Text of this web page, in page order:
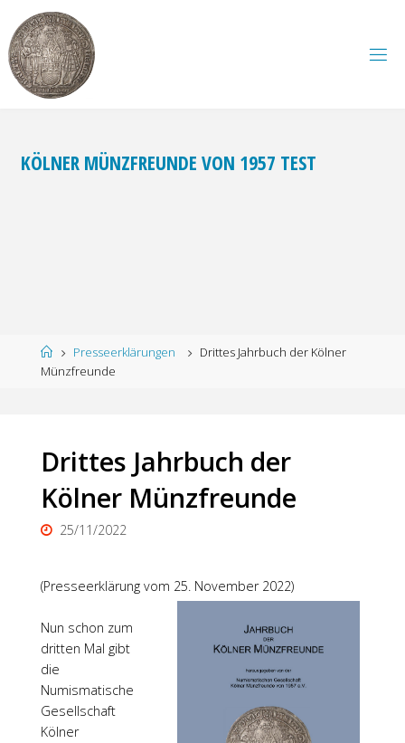
Inhalt
springen
KÖLNER MÜNZFREUNDE VON 1957 TEST
StartPresseerklärungen
Drittes Jahrbuch der Kölner
Münzfreunde
Drittes Jahrbuch der
Kölner Münzfreunde
25/11/2022
(Presseerklärung vom 25. November 2022)
Nun schon zum
dritten Mal gibt
die
Numismatische
Gesellschaft
Kölner